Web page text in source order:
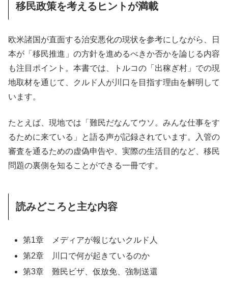
移民政策を考えるヒントが満載
欧米諸国が直面する治安悪化の現状を参考にしながら、日
本が「移民推進」の方針を進めるべきか否かを論じる内容
も注目ポイント。本書では、トルコの「出稼ぎ村」での現
地取材を通じて、クルド人が川口を目指す理由を解明して
います。
たとえば、現地では「難民だなんてウソ。みんな仕事をす
るために来ている」と語る声が記録されています。入管の
審査を通るための虚偽申告や、実際の生活目的など、移民
問題の裏側を知ることができる一冊です。
読みどころと主な内容
第1章 メディアが報じないクルド人
第2章 川口で何が起きているのか
第3章 難民ビザ、仮放免、強制送還